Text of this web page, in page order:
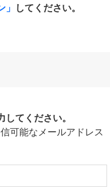
」 してください。
てください。
可能なメールアドレス